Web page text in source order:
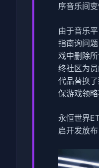
序音乐间
由于音乐
指南询问
戏中删除
终社区为
代品替换
保游戏领略
永恒世界
启开发放布